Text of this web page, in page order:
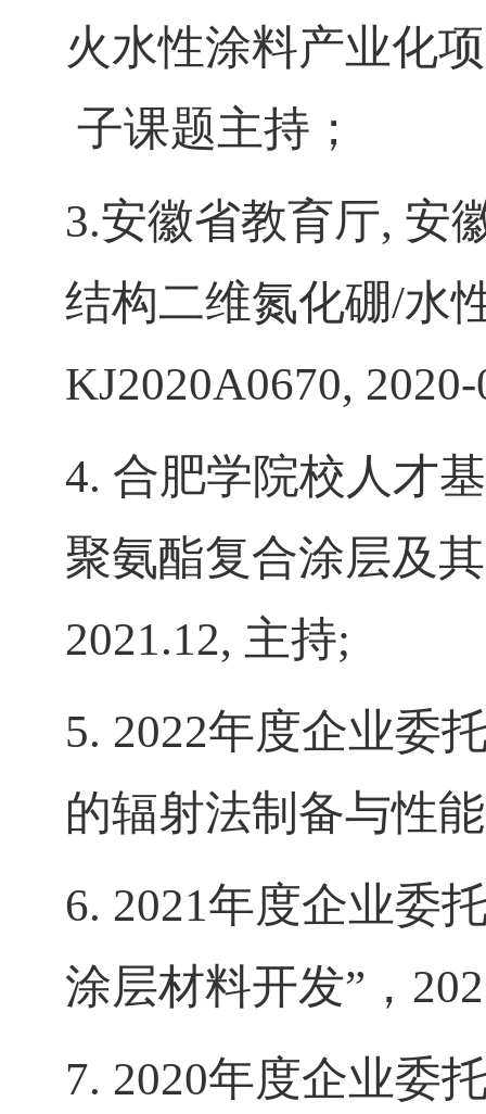
火水性涂料产业化
子课题主持；
3.安徽省教育厅, 安
结构二维氮化硼/水
KJ2020A0670,
4. 合肥学院校人才
聚氨酯复合涂层及
2021.12, 主持;
5. 2022年度企业委
的辐射法制备与性
6. 2021年度企业委
涂层材料开发”，
7. 2020年度企业委